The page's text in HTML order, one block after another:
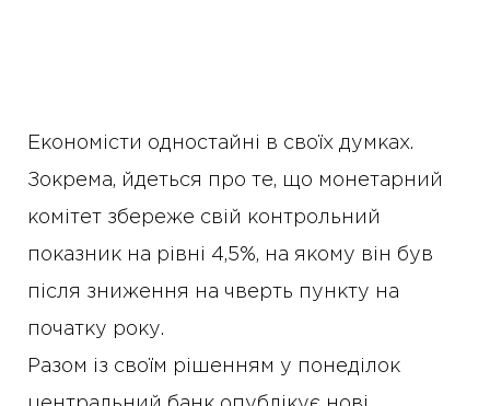
Економісти одностайні в своїх думках.
Зокрема, йдеться про те, що монетарний
комітет збереже свій контрольний
показник на рівні 4,5%, на якому він був
після зниження на чверть пункту на
початку року.
Разом із своїм рішенням у понеділок